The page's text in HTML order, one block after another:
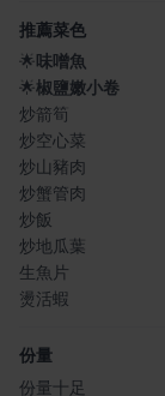
推薦菜色
🌟味噌魚
🌟椒鹽嫩小卷
炒箭筍
炒空心菜
炒山豬肉
炒蟹管肉
炒飯
炒地瓜葉
生魚片
燙活蝦
份量
份量十足